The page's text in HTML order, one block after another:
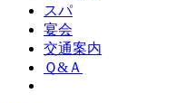
スパ
宴会
交通案内
Ｑ&Ａ